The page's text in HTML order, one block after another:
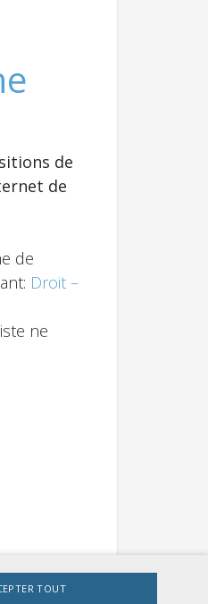
de
de
de
Droit –
ne
TOUT